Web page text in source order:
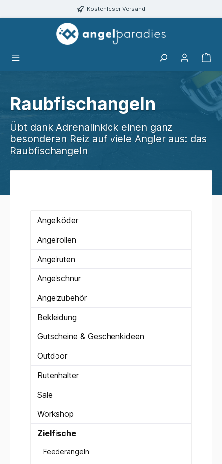
Kostenloser Versand
Raubfischangeln
Übt dank Adrenalinkick einen ganz
besonderen Reiz auf viele Angler aus: das
Raubfischangeln
Angelköder
Angelrollen
Angelruten
Angelschnur
Angelzubehör
Bekleidung
Gutscheine & Geschenkideen
Outdoor
Rutenhalter
Sale
Workshop
Zielfische
Feederangeln